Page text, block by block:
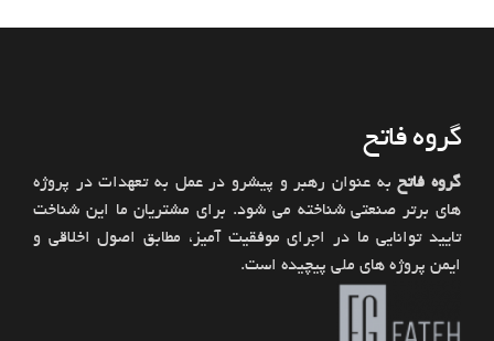
گروه فاتح
گروه فاتح به عنوان رهبر و پیشرو در عمل به تعهدات در پروژه
های برتر صنعتی شناخته می شود. برای مشتریان ما این شناخت
تایید توانایی ما در اجرای موفقیت آمیز، مطابق اصول اخلاقی و
ایمن پروژه های ملی پیچیده است.